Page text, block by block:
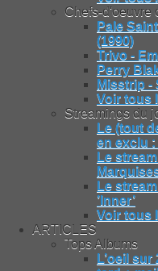
Chefs-d'oeuvre
Pale
(1990)
Trivo -
Perry
Misstrip -
Voir tous
Streamings du
Le (tout
en exclu :
Le
Le
’Inner’
Voir tous
ARTICLES
Tops Albums
L’oeil